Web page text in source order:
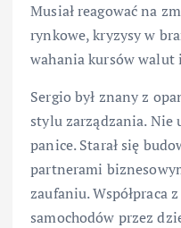
Musiał reagować na
rynkowe, kryzysy w
wahania kursów walut
Sergio był znany z
stylu zarządzania. Nie
panice. Starał się
partnerami
zaufaniu. Współpraca
samochodów przez